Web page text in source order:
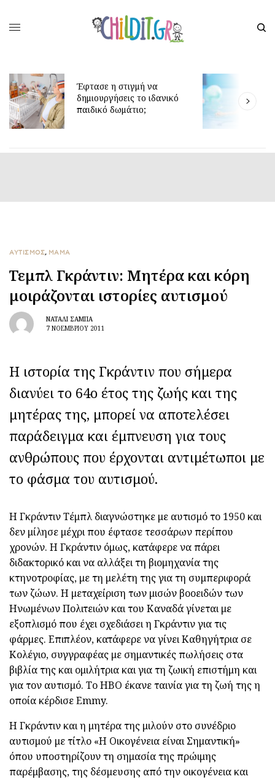
Έφτασε η στιγμή να
δημιουργήσεις το ιδανικό
παιδικό δωμάτιο;
ΑΥΤΙΣΜΟΣ, ΜΑΜΑ
Τεμπλ Γκράντιν: Μητέρα και κόρη
μοιράζονται ιστορίες αυτισμού
ΝΑΤΑΛΊ ΣΑΜΠΆ
7 ΝΟΕΜΒΡΊΟΥ 2011
Η ιστορία της Γκράντιν που σήμερα
διανύει το 64ο έτος της ζωής και της
μητέρας της, μπορεί να αποτελέσει
παράδειγμα και έμπνευση για τους
ανθρώπους που έρχονται αντιμέτωποι με
το φάσμα του αυτισμού.
Η Γκράντιν Τέμπλ διαγνώστηκε με αυτισμό το 1950 και
δεν μίλησε μέχρι που έφτασε τεσσάρων περίπου
χρονών. Η Γκράντιν όμως, κατάφερε να πάρει
διδακτορικό και να αλλάξει τη βιομηχανία της
κτηνοτροφίας, με τη μελέτη της για τη συμπεριφορά
των ζώων. Η μεταχείριση των μισών βοοειδών των
Ηνωμένων Πολιτειών και του Καναδά γίνεται με
εξοπλισμό που έχει σχεδιάσει η Γκράντιν για τις
φάρμες. Επιπλέον, κατάφερε να γίνει Καθηγήτρια σε
Κολέγιο, συγγραφέας με σημαντικές πωλήσεις στα
βιβλία της και ομιλήτρια και για τη ζωική επιστήμη και
για τον αυτισμό. Το HBO έκανε ταινία για τη ζωή της η
οποία κέρδισε Emmy.
Η Γκράντιν και η μητέρα της μιλούν στο συνέδριο
αυτισμού με τίτλο «Η Οικογένεια είναι Σημαντική»
όπου υποστηρίζουν τη σημασία της πρώιμης
παρέμβασης, της δέσμευσης από την οικογένεια και